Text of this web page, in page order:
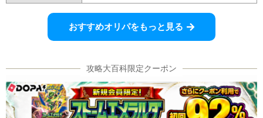
おすすめオリパをもっと見る